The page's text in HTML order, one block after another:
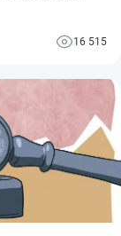
риски
с учетом16 515